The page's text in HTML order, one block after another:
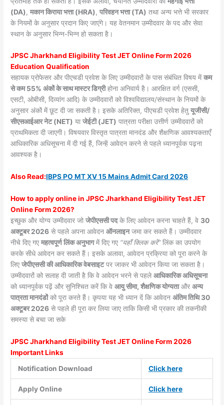
(DA),मकान किराया भत्ता (HRA),परिवहन भत्ता (TA) तथा अन्य भत्ते भी सरकार
के नियमों के अनुसार प्रदान किए जाएंगे। यह वेतनमान उम्मीदवार के पद और सेवा
स्थान के अनुसार भिन्न-भिन्न हो सकता है।
JPSC Jharkhand Eligibility Test JET Online Form 2026
Education Qualification
सहायक प्रोफेसर और पीएचडी प्रवेश के लिए उम्मीदवारों के पास संबंधित विषय मेंकम
से कम 55% अंकों के साथ मास्टर डिग्रीहोना अनिवार्य है। आरक्षित वर्ग (एससी,
एसटी, ओबीसी, दिव्यांग आदि) के उम्मीदवारों को विश्वविद्यालय/संस्थान के नियमों के
अनुसार अंकों में छूट दी जा सकती है। इसके अतिरिक्त, पीएचडी प्रवेश हेतुयूजीसी/
सीएसआईआर नेट (NET) याजेईटी (JET) पात्रता परीक्षा उत्तीर्ण उम्मीदवारों को
प्राथमिकता दी जाएगी। विषयवार विस्तृत पात्रता मानदंड और शैक्षणिक आवश्यकताएँ
आधिकारिक अधिसूचना में दी गई हैं, जिन्हें आवेदन करने से पहले ध्यानपूर्वक पढ़ना
आवश्यक है।
AlsoRead:IBPS PO MT XV 15 Mains Admit Card 2026
How to apply online in JPSC Jharkhand Eligibility Test JET
Online Form 2026?
इच्छुक और योग्य उम्मीदवार जोजेपीएससी पदके लिए आवेदन करना चाहते हैं, वे 30
अक्टूबर 2026 से पहले अपना आवेदनऑनलाइनजमा कर सकते हैं। उम्मीदवार
नीचे दिए गएमहत्वपूर्ण लिंक अनुभागमें दिए गए “यहाँ क्लिक करें”लिंक का उपयोग
करके सीधे आवेदन कर सकते हैं। इसके अलावा, आवेदन प्रक्रिया को पूरा करने के
लिएजेपीएससी की आधिकारिक वेबसाइटपर जाकर भी आवेदन किया जा सकता है।
उम्मीदवारों को सलाह दी जाती है कि वे आवेदन भरने से पहलेआधिकारिक अधिसूचना
को ध्यानपूर्वक पढ़ें और सुनिश्चित करें कि वेआयु सीमा, शैक्षणिक योग्यताऔरअन्य
पात्रता मानदंडोंको पूरा करते हैं। कृपया यह भी ध्यान दें कि आवेदनअंतिम तिथि 30
अक्टूबर 2026 से पहले ही पूरा कर लिया जाए ताकि किसी भी प्रकार की तकनीकी
समस्या से बचा जा सके
JPSC Jharkhand Eligibility Test JET Online Form 2026
Important Links
Notification Download
Click here
Apply Online Click here